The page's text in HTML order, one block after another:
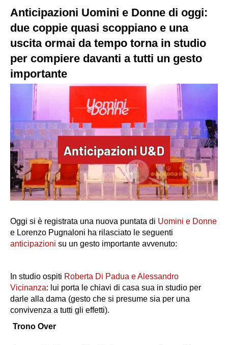
Anticipazioni Uomini e Donne di oggi:
due coppie quasi scoppiano e una
uscita ormai da tempo torna in studio
per compiere davanti a tutti un gesto
importante
Oggi si è registrata una nuova puntata di Uomini e Donne
e Lorenzo Pugnaloni ha rilasciato le seguenti
anticipazioni su un gesto importante avvenuto:
In studio ospiti Roberta Di Padua e Alessandro
Vicinanza: lui porta le chiavi di casa sua in studio per
darle alla dama (gesto che si presume sia per una
convivenza a tutti gli effetti).
Trono Over